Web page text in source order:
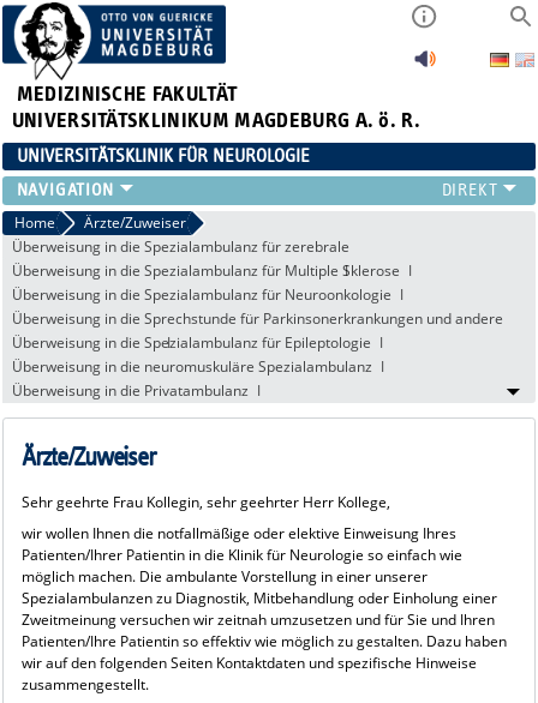
MEDIZINISCHE FAKULTÄT
UNIVERSITÄTSKLINIKUM MAGDEBURG A. ö. R.
UNIVERSITÄTSKLINIK FÜR NEUROLOGIE
TEAM
SCHWERPUNKTE
PATIENTEN/BESUCHER
ÄRZTE/ZUWEISER
FORSCHUNG
LEHRE UND AUSBILDUNG
BEWERBER
Home
Ärzte/Zuweiser
Überweisung in die Spezialambulanz für zerebrale
Mikroangiopathie/zerebrale Amyloidangiopathie
Überweisung in die Spezialambulanz für Multiple Sklerose
Überweisung in die Spezialambulanz für Neuroonkologie
Überweisung in die Sprechstunde für Parkinsonerkrankungen und andere
Bewegungsstörungen
Überweisung in die Spezialambulanz für Epileptologie
Überweisung in die neuromuskuläre Spezialambulanz
Überweisung in die Privatambulanz
Ärzte/Zuweiser
Sehr geehrte Frau Kollegin, sehr geehrter Herr Kollege,
wir wollen Ihnen die notfallmäßige oder elektive Einweisung Ihres
Patienten/Ihrer Patientin in die Klinik für Neurologie so einfach wie
möglich machen. Die ambulante Vorstellung in einer unserer
Spezialambulanzen zu Diagnostik, Mitbehandlung oder Einholung einer
Zweitmeinung versuchen wir zeitnah umzusetzen und für Sie und Ihren
Patienten/Ihre Patientin so effektiv wie möglich zu gestalten. Dazu haben
wir auf den folgenden Seiten Kontaktdaten und spezifische Hinweise
zusammengestellt.